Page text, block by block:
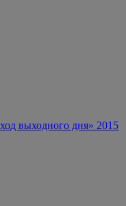
выходного дня» 2015